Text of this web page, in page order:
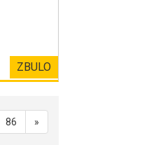
ZBULO
86 »